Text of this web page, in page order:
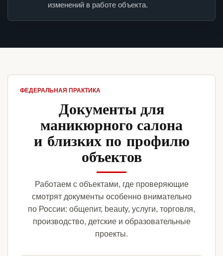
изменений в работе объекта.
ФЕДЕРАЛЬНАЯ ПРАКТИКА
Документы для
маникюрного салона
и близких по профилю
объектов
Работаем с объектами, где проверяющие
смотрят документы особенно внимательно
по России: общепит, beauty, услуги, торговля,
производство, детские и образовательные
проекты.